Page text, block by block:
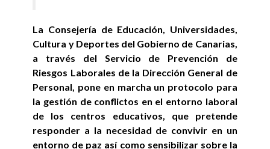
La Consejería de Educación, Universidades,
Cultura y Deportes del Gobierno de Canarias,
a través del Servicio de Prevención de
Riesgos Laborales de la Dirección General de
Personal, pone en marcha un protocolo para
la gestión de conflictos en el entorno laboral
de los centros educativos, que pretende
responder a la necesidad de convivir en un
entorno de paz así como sensibilizar sobre la